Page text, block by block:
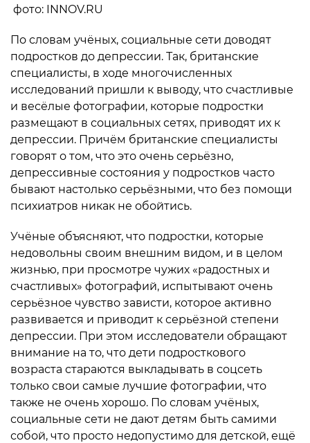
фото: INNOV.RU
По словам учёных, социальные сети доводят
подростков до депрессии. Так, британские
специалисты, в ходе многочисленных
исследований пришли к выводу, что счастливые
и весёлые фотографии, которые подростки
размещают в социальных сетях, приводят их к
депрессии. Причём британские специалисты
говорят о том, что это очень серьёзно,
депрессивные состояния у подростков часто
бывают настолько серьёзными, что без помощи
психиатров никак не обойтись.
Учёные объясняют, что подростки, которые
недовольны своим внешним видом, и в целом
жизнью, при просмотре чужих «радостных и
счастливых» фотографий, испытывают очень
серьёзное чувство зависти, которое активно
развивается и приводит к серьёзной степени
депрессии. При этом исследователи обращают
внимание на то, что дети подросткового
возраста стараются выкладывать в соцсеть
только свои самые лучшие фотографии, что
также не очень хорошо. По словам учёных,
социальные сети не дают детям быть самими
собой, что просто недопустимо для детской, ещё